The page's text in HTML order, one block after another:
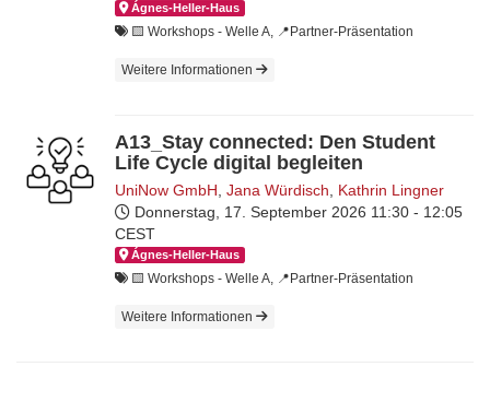
Ágnes-Hel­ler-Haus
🟨​ Workshops - Welle A, 📍Partner-Präsentation
Weitere Informationen
A13_Stay connected: Den Student
Life Cycle digital begleiten
UniNow GmbH Jana Würdisch
Kathrin Lingner
Donnerstag, 17. September 2026 11:30 - 12:05
CEST
Ágnes-Hel­ler-Haus
🟨​ Workshops - Welle A, 📍Partner-Präsentation
Weitere Informationen